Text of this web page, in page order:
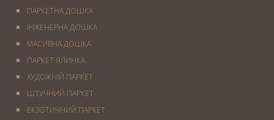
ПАРКЕТНА ДОШКА
ІНЖЕНЕРНА ДОШКА
МАСИВНА ДОШКА
ПАРКЕТ ЯЛИНКА
ХУДОЖНІЙ ПАРКЕТ
ШТУЧНИЙ ПАРКЕТ
ЕКЗОТИЧНИЙ ПАРКЕТ